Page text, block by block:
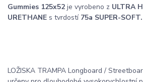
Gummies 125x52 je vyrobeno z ULTRA
URETHANE s tvrdostí75a SUPER-SOFT.
LOŽISKA TRAMPA Longboard /